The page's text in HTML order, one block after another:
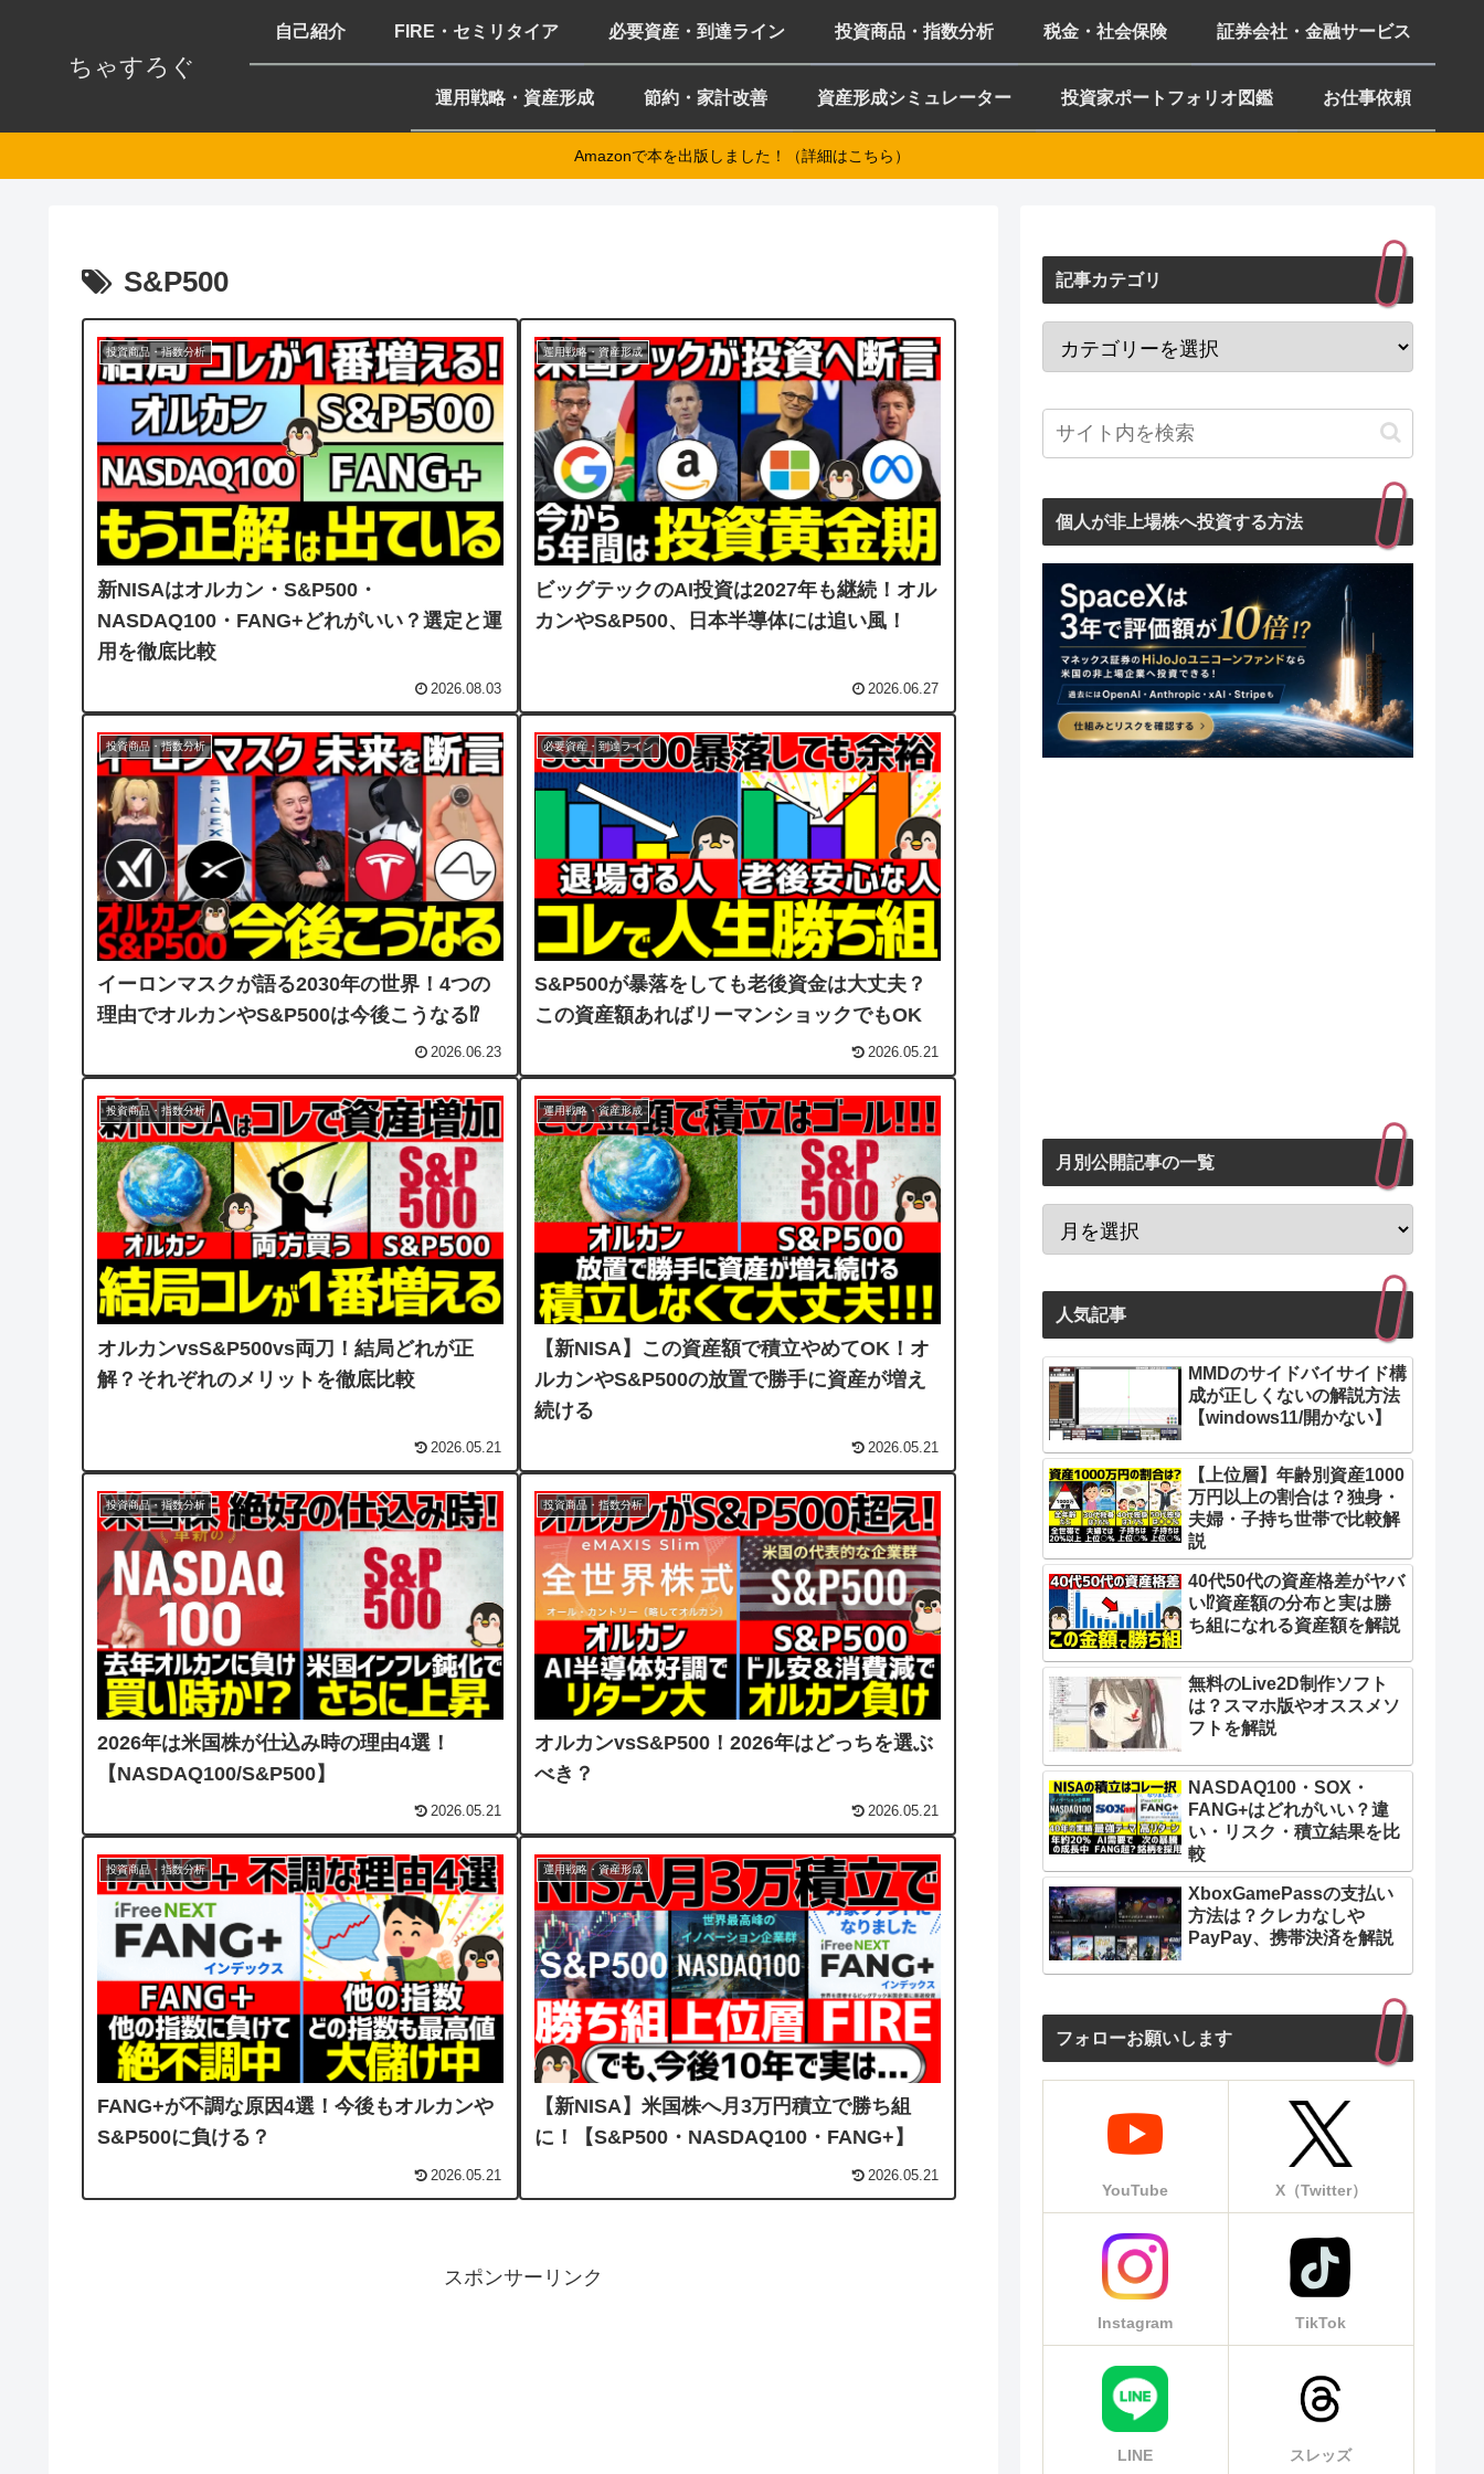
ちゃすろぐ
自己紹介 FIRE・セミリタイア 必要資産・到達ライン 投資商品・指数分析 税金・社会保険 証券会社・金融サービス
運用戦略・資産形成 節約・家計改善 資産形成シミュレーター 投資家ポートフォリオ図鑑 お仕事依頼
Amazonで本を出版しました！（詳細はこちら）
S&P500
投資商品・指数分析
新NISAはオルカン・S&P500・
NASDAQ100・FANG+どれがいい？選定と運
用を徹底比較
2026.08.03
運用戦略・資産形成
ビッグテックのAI投資は2027年も継続！オル
カンやS&P500、日本半導体には追い風！
2026.06.27
投資商品・指数分析
イーロンマスクが語る2030年の世界！4つの
理由でオルカンやS&P500は今後こうなる⁉︎
2026.06.23
必要資産・到達ライン
S&P500が暴落をしても老後資金は大丈夫？
この資産額あればリーマンショックでもOK
2026.05.21
投資商品・指数分析
オルカンvsS&P500vs両刀！結局どれが正
解？それぞれのメリットを徹底比較
2026.05.21
運用戦略・資産形成
【新NISA】この資産額で積立やめてOK！オ
ルカンやS&P500の放置で勝手に資産が増え
続ける
2026.05.21
投資商品・指数分析
2026年は米国株が仕込み時の理由4選！
【NASDAQ100/S&P500】
2026.05.21
投資商品・指数分析
オルカンvsS&P500！2026年はどっちを選ぶ
べき？
2026.05.21
投資商品・指数分析
FANG+が不調な原因4選！今後もオルカンや
S&P500に負ける？
2026.05.21
運用戦略・資産形成
【新NISA】米国株へ月3万円積立で勝ち組
に！【S&P500・NASDAQ100・FANG+】
2026.05.21
スポンサーリンク
記事カテゴリ
個人が非上場株へ投資する方法
月別公開記事の一覧
人気記事
MMDのサイドバイサイド構
成が正しくないの解説方法
【windows11/開かない】
【上位層】年齢別資産1000
万円以上の割合は？独身・
夫婦・子持ち世帯で比較解
説
40代50代の資産格差がヤバ
い⁉︎資産額の分布と実は勝
ち組になれる資産額を解説
無料のLive2D制作ソフト
は？スマホ版やオススメソ
フトを解説
NASDAQ100・SOX・
FANG+はどれがいい？違
い・リスク・積立結果を比
較
XboxGamePassの支払い
方法は？クレカなしや
PayPay、携帯決済を解説
フォローお願いします
YouTube X（Twitter）
Instagram TikTok
LINE スレッズ